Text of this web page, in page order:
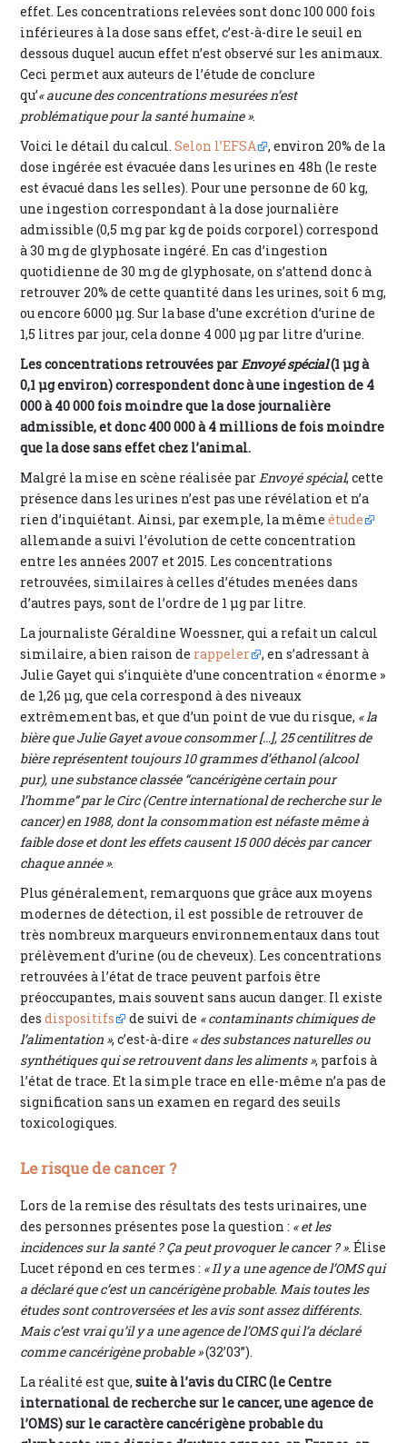
effet. Les concentrations relevées sont donc 100 000 fois
inférieures à la dose sans effet, c’est-à-dire le seuil en
dessous duquel aucun effet n’est observé sur les animaux.
Ceci permet aux auteurs de l’étude de conclure
qu’« aucune des concentrations mesurées n’est
problématique pour la santé humaine ».
Voici le détail du calcul.Selon l’EFSA
, environ 20% de la
dose ingérée est évacuée dans les urines en 48h (le reste
est évacué dans les selles). Pour une personne de 60 kg,
une ingestion correspondant à la dose journalière
admissible (0,5 mg par kg de poids corporel) correspond
à 30 mg de glyphosate ingéré. En cas d’ingestion
quotidienne de 30 mg de glyphosate, on s’attend donc à
retrouver 20% de cette quantité dans les urines, soit 6 mg,
ou encore 6000 μg. Sur la base d’une excrétion d’urine de
1,5 litres par jour, cela donne 4 000 μg par litre d’urine.
Les concentrations retrouvées par Envoyé spécial(1 μg à
0,1 μg environ) correspondent donc à une ingestion de 4
000 à 40 000 fois moindre que la dose journalière
admissible, et donc 400 000 à 4 millions de fois moindre
que la dose sans effet chez l’animal.
Malgré la mise en scène réalisée par Envoyé spécial, cette
présence dans les urines n’est pas une révélation et n’a
rien d’inquiétant. Ainsi, par exemple, la mêmeétude
allemande a suivi l’évolution de cette concentration
entre les années 2007 et 2015. Les concentrations
retrouvées, similaires à celles d’études menées dans
d’autres pays, sont de l’ordre de 1 μg par litre.
La journaliste Géraldine Woessner, qui a refait un calcul
similaire, a bien raison de rappeler
, en s’adressant à
Julie Gayet qui s’inquiète d’une concentration « énorme »
de 1,26 μg, que cela correspond à des niveaux
extrêmement bas, et que d’un point de vue du risque, « la
bière que Julie Gayet avoue consommer […], 25 centilitres de
bière représentent toujours 10 grammes d’éthanol (alcool
pur), une substance classée “cancérigène certain pour
l’homme” par le Circ (Centre international de recherche sur le
cancer) en 1988, dont la consommation est néfaste même à
faible dose et dont les effets causent 15 000 décès par cancer
chaque année ».
Plus généralement, remarquons que grâce aux moyens
modernes de détection, il est possible de retrouver de
très nombreux marqueurs environnementaux dans tout
prélèvement d’urine (ou de cheveux). Les concentrations
retrouvées à l’état de trace peuvent parfois être
préoccupantes, mais souvent sans aucun danger. Il existe
desdispositifs de suivi de « contaminants chimiques de
l’alimentation », c’est-à-dire « des substances naturelles ou
synthétiques qui se retrouvent dans les aliments », parfois à
l’état de trace. Et la simple trace en elle-même n’a pas de
signification sans un examen en regard des seuils
toxicologiques.
Le risque de cancer ?
Lors de la remise des résultats des tests urinaires, une
des personnes présentes pose la question : « et les
incidences sur la santé ? Ça peut provoquer le cancer ? ». Élise
Lucet répond en ces termes : « Il y a une agence de l’OMS qui
a déclaré que c’est un cancérigène probable. Mais toutes les
études sont controversées et les avis sont assez différents.
Mais c’est vrai qu’il y a une agence de l’OMS qui l’a déclaré
comme cancérigène probable »(32’03”).
La réalité est que,suite à l’avis du CIRC (le Centre
international de recherche sur le cancer, une agence de
l’OMS) sur le caractère cancérigène probable du